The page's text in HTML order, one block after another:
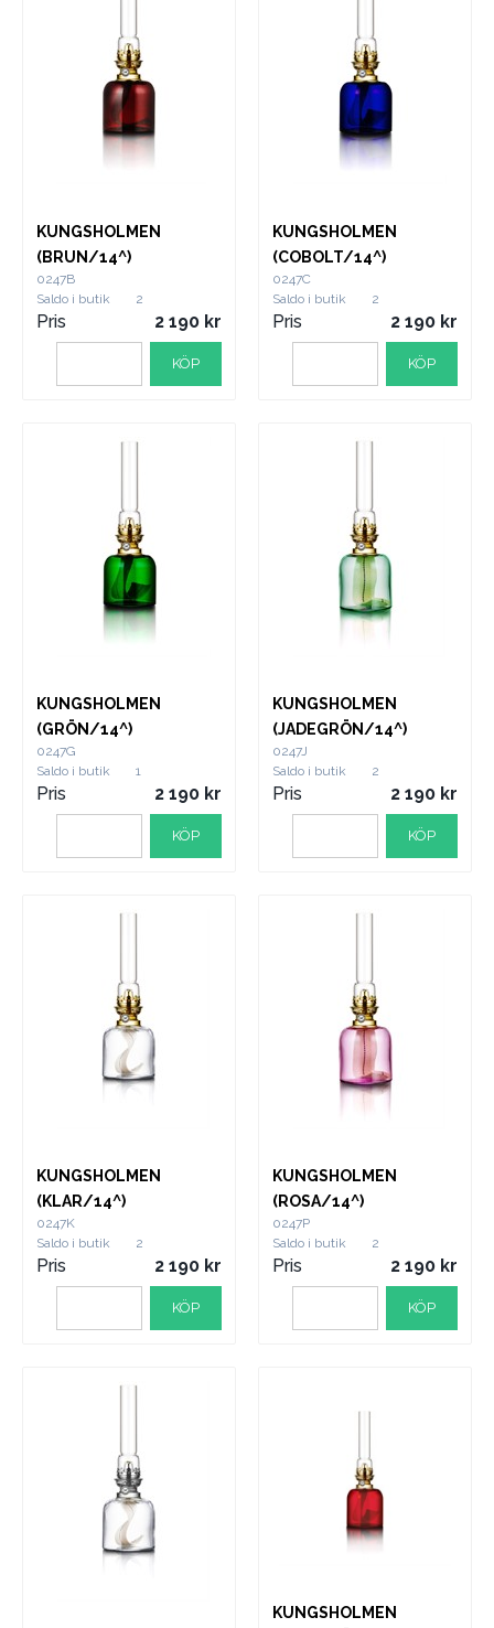
KUNGSHOLMEN
(BRUN/14^)
0247B
Saldo i butik
2
Pris 2 190
KÖP
KUNGSHOLMEN
(COBOLT/14^)
0247C
Saldo i butik
2
Pris 2 190
KÖP
KUNGSHOLMEN
(GRÖN/14^)
0247G
Saldo i butik
1
Pris 2 190
KÖP
KUNGSHOLMEN
(JADEGRÖN/14^)
0247J
Saldo i butik
2
Pris 2 190
KÖP
KUNGSHOLMEN
(KLAR/14^)
0247K
Saldo i butik
2
Pris 2 190
KÖP
KUNGSHOLMEN
(ROSA/14^)
0247P
Saldo i butik
2
Pris 2 190
KÖP
KUNGSHOLMEN